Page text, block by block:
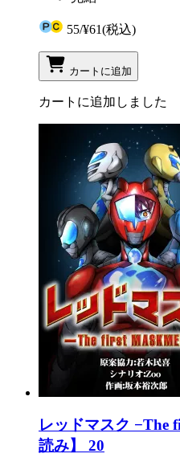
55/¥61(税込)
カートに追加
カートに追加しました
レッドマスク −The
読み】 20